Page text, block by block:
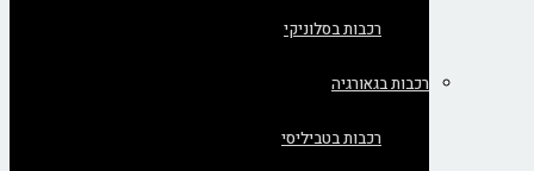
רכבות בסלוניקי
רכבות בגאורגיה
רכבות בטביליסי